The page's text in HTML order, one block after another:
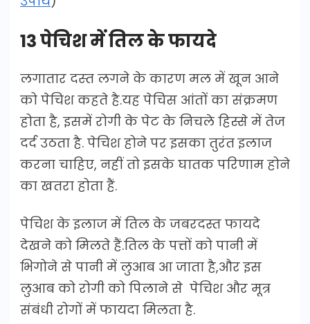
13 पेचिश में तिल के फायदे
लगातार दस्‍त लगने के कारण मल में खून आने
को पेचिश कहते है.यह पेचिस आंतों का संक्रमण
होता है, इसमें रोगी के पेट के निचले हिस्से में तेज
दर्द उठता है. पेचिश होने पर इसका तुरंत इलाज
करना चाहिए, नहीं तो इसके घातक परिणाम होने
का खतरा होता हैं.
पेचिश के इलाज में तिल के जबरदस्त फायदे
देखने को मिलते हैं.तिल के पत्तों को पानी में
भिगोने से पानी में लुआब आ जाता है,और इस
लुआब को रोगी को पिलाने से पेचिश और मूत्र
संबंधी रोगों में फायदा मिलता है.